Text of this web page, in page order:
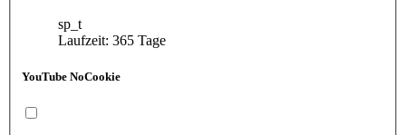
sp_t
Laufzeit: 365 Tage
YouTube NoCookie